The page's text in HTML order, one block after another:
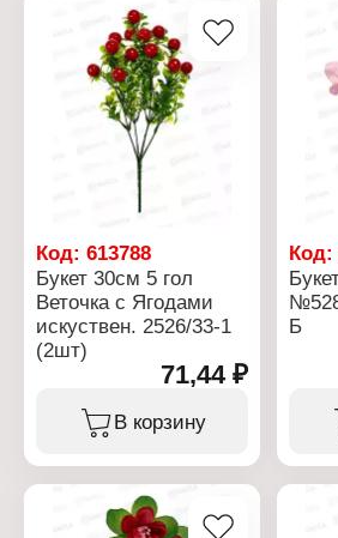
Код: 613788
Букет 30см 5 гол
Веточка с Ягодами
искуствен. 2526/33-1
(2шт)
71,44 ₽
В корзину
Б